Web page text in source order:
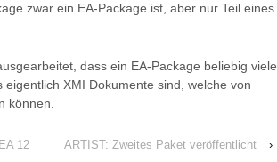
zwar ein EA-Package ist, aber nur Teil eines
dass ein EA-Package beliebig viele
XMI Dokumente sind, welche von
können.
12 ARTIST: Zweites Paket veröffentlicht ›